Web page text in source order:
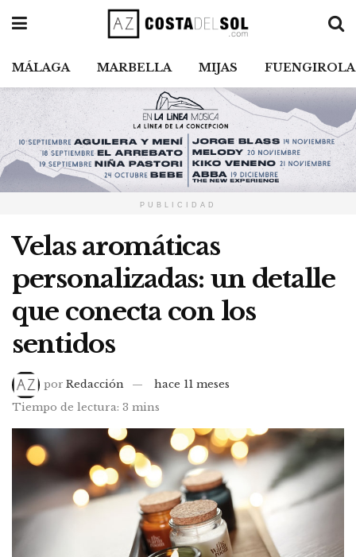
MÁLAGA MARBELLA MIJAS FUENGIROLA
PUBLICIDAD
Velas aromáticas
personalizadas: un detalle
que conecta con los
sentidos
por Redacción
hace 11 meses
Tiempo de lectura: 3 mins